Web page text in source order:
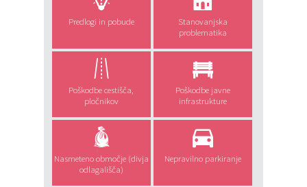
Predlogi in pobude
Stanovanjska
problematika
Poškodbe cestišča,
pločnikov
Poškodbe javne
infrastrukture
Nasmeteno območje (divja
odlagališča)
Nepravilno parkiranje